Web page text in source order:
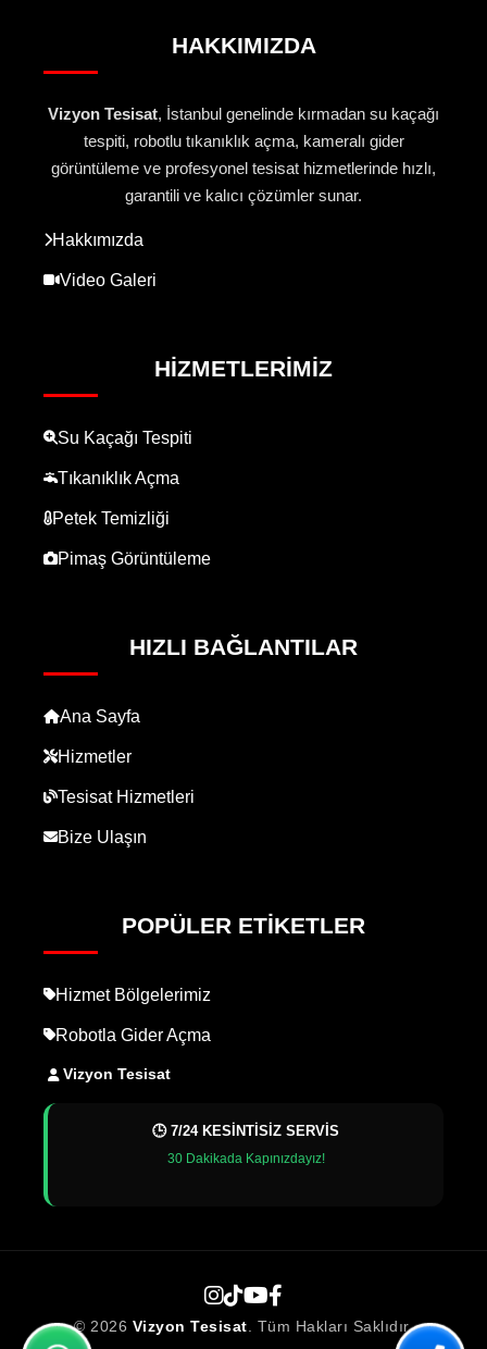
HAKKIMIZDA
Vizyon Tesisat, İstanbul genelinde kırmadan su kaçağı
tespiti, robotlu tıkanıklık açma, kameralı gider
görüntüleme ve profesyonel tesisat hizmetlerinde hızlı,
garantili ve kalıcı çözümler sunar.
Hakkımızda
Video Galeri
HIZMETLERIMIZ
Su Kaçağı Tespiti
Tıkanıklık Açma
Petek Temizliği
Pimaş Görüntüleme
HIZLI BAĞLANTILAR
Ana Sayfa
Hizmetler
Tesisat Hizmetleri
Bize Ulaşın
POPÜLER ETIKETLER
Hizmet Bölgelerimiz
Robotla Gider Açma
Vizyon Tesisat
🕒 7/24 KESİNTİSİZ SERVİS
30 Dakikada Kapınızdayız!
© 2026 Vizyon Tesisat. Tüm Hakları Saklıdır.